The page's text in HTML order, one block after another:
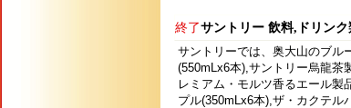
終了サントリー 飲料,ドリンク
サントリーでは、奥大山のブル
(550mLx6本),サントリー烏龍茶
レミアム・モルツ香るエール製
プル(350mLx6本),ザ・カクテル